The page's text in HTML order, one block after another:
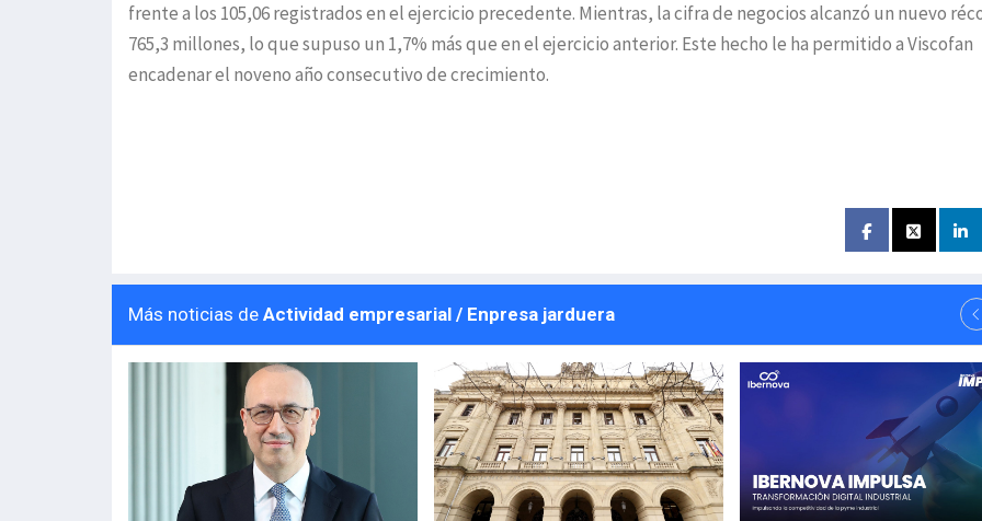
frente a los 105,06 registrados en el ejercicio precedente. Mientras, la cifra de negocios alcanzó un nuevo
765,3 millones, lo que supuso un 1,7% más que en el ejercicio anterior. Este hecho le ha permitido a Viscofan
encadenar el noveno año consecutivo de crecimiento.
Más noticias de Actividad empresarial / Enpresa jarduera